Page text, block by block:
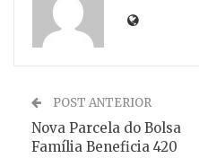
POST ANTERIOR
Nova Parcela do Bolsa
Família Beneficia 420